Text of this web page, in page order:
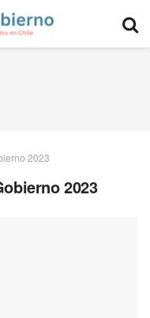
2023
2023